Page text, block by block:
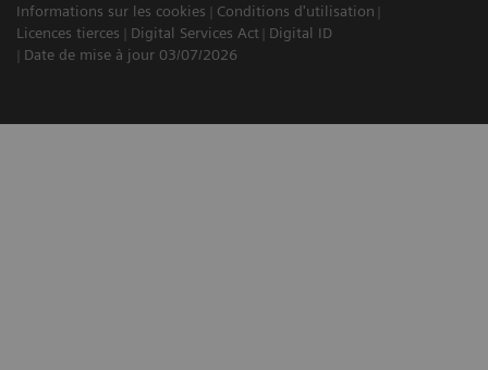
Informations sur les cookies
Conditions d'utilisation
Licences tierces
Digital Services Act
Digital ID
Date de mise à jour 03/07/2026